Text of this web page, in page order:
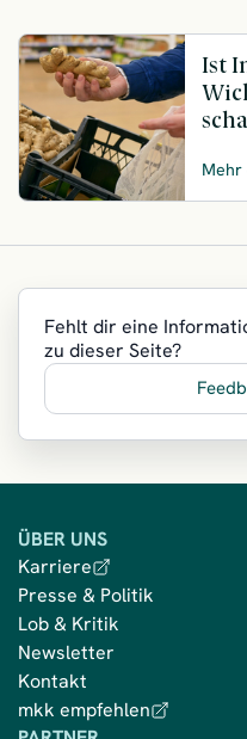
Ist
Fehlt dir eine
zu dieser Seite?
ÜBER UNS
Karriere
Presse & Politik
Lob & Kritik
Newsletter
Kontakt
mkk empfehlen